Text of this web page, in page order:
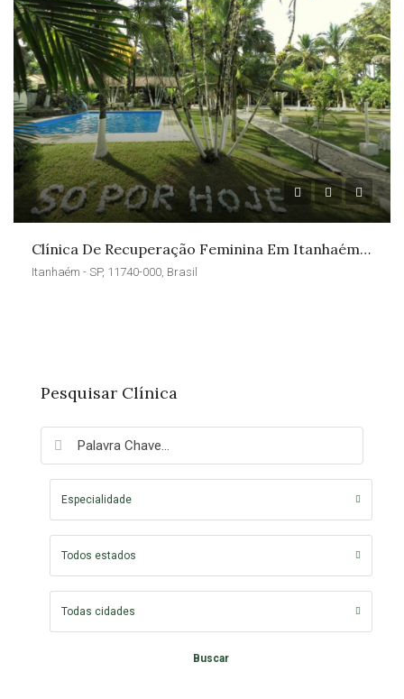
Clínica De Recuperação Feminina Em Itanhaém – SP
Itanhaém - SP, 11740-000, Brasil
Pesquisar Clínica
Especialidade
Todos estados
Todas cidades
Buscar